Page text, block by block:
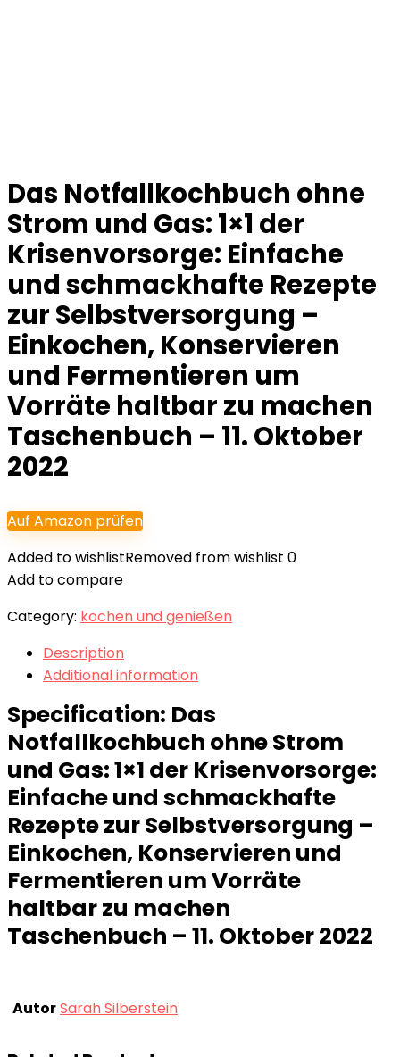
Das Notfallkochbuch ohne
Strom und Gas: 1×1 der
Krisenvorsorge: Einfache
und schmackhafte Rezepte
zur Selbstversorgung –
Einkochen, Konservieren
und Fermentieren um
Vorräte haltbar zu machen
Taschenbuch – 11. Oktober
2022
Auf Amazon prüfen
Added to wishlistRemoved from wishlist 0
Add to compare
Category: kochen und genießen
Description
Additional information
Specification: Das
Notfallkochbuch ohne Strom
und Gas: 1×1 der Krisenvorsorge:
Einfache und schmackhafte
Rezepte zur Selbstversorgung –
Einkochen, Konservieren und
Fermentieren um Vorräte
haltbar zu machen
Taschenbuch – 11. Oktober 2022
AutorSarah Silberstein